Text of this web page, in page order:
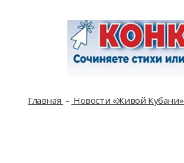
Главная Новости «Живой Кубани»